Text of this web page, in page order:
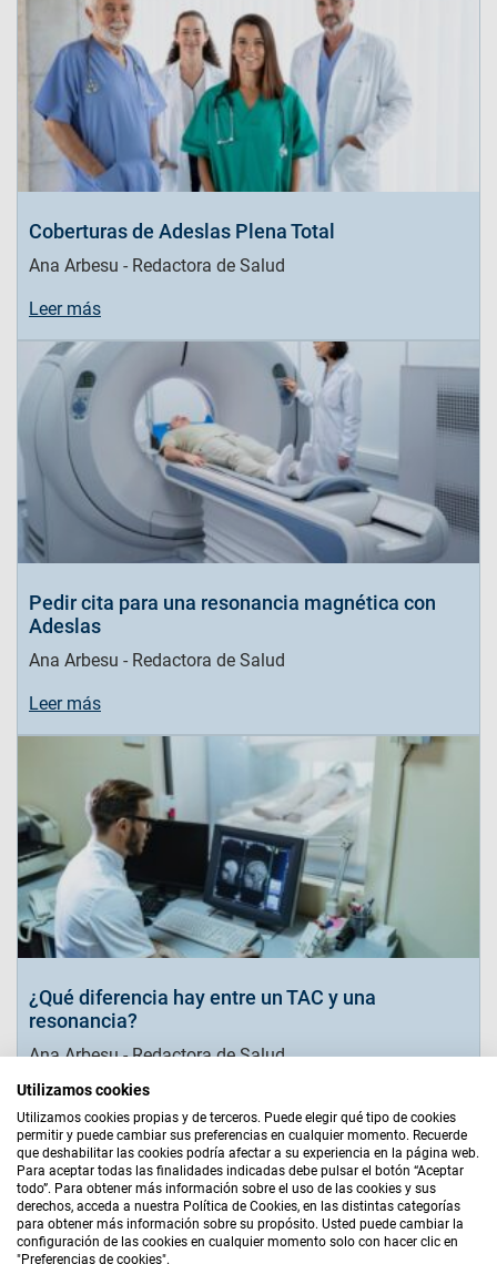
Coberturas de Adeslas Plena Total
Ana Arbesu - Redactora de Salud
Leer más
Pedir cita para una resonancia magnética con
Adeslas
Ana Arbesu - Redactora de Salud
Leer más
¿Qué diferencia hay entre un TAC y una
resonancia?
Ana Arbesu - Redactora de Salud
Leer más
AGENTE EXCLUSIVO
Aviso Legal | Bases Legales | Política de Cookies |
Política de Privacidad | Quiénes Somos | Mapa Web
Utilizamos cookies
Utilizamos cookies propias y de terceros. Puede elegir qué tipo de cookies
permitir y puede cambiar sus preferencias en cualquier momento. Recuerde
que deshabilitar las cookies podría afectar a su experiencia en la página web.
Para aceptar todas las finalidades indicadas debe pulsar el botón “Aceptar
todo”. Para obtener más información sobre el uso de las cookies y sus
derechos, acceda a nuestra Política de Cookies, en las distintas categorías
para obtener más información sobre su propósito. Usted puede cambiar la
configuración de las cookies en cualquier momento solo con hacer clic en
"Preferencias de cookies".